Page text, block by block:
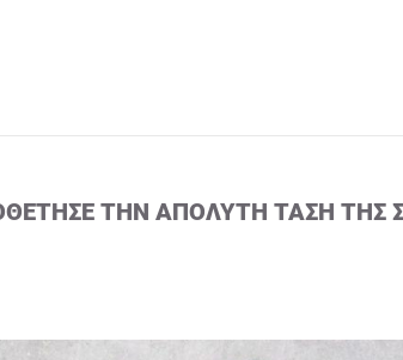
ΤΗΝ ΑΠΌΛΥΤΗ ΤΆΣΗ